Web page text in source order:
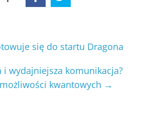
się do startu Dragona
i wydajniejsza komunikacja?
kwantowych →